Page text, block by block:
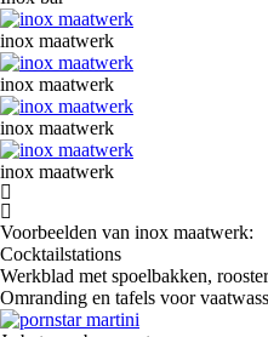
Image
inox maatwerk
Image
inox maatwerk
Image
inox maatwerk
Image
inox maatwerk
Voorbeelden van inox maatwerk:
Cocktailstations
Werkblad met spoelbakken,
Omranding en tafels voor
Image